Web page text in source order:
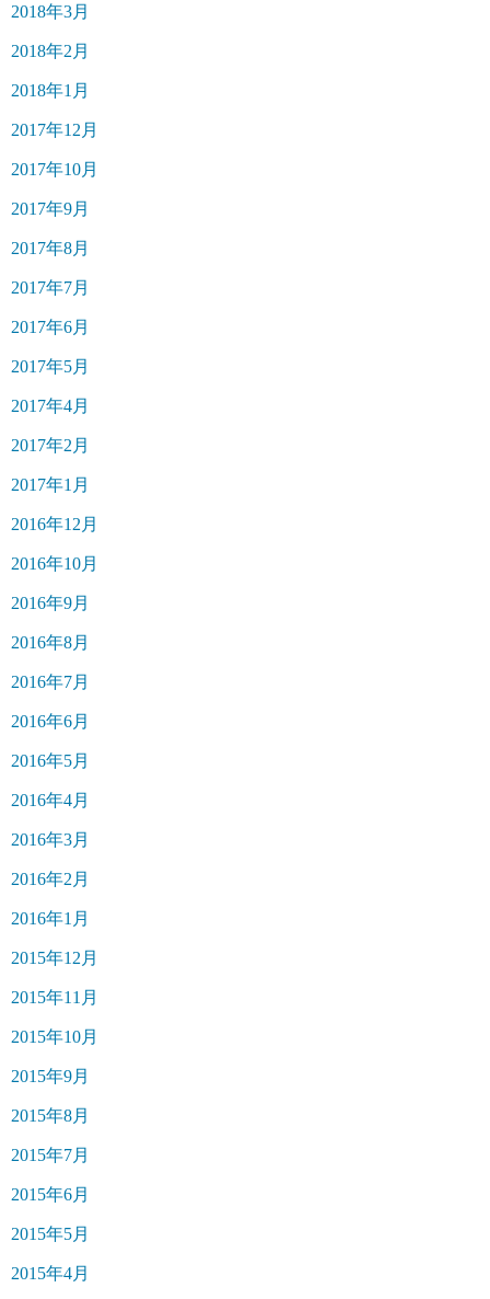
2018年3月
2018年2月
2018年1月
2017年12月
2017年10月
2017年9月
2017年8月
2017年7月
2017年6月
2017年5月
2017年4月
2017年2月
2017年1月
2016年12月
2016年10月
2016年9月
2016年8月
2016年7月
2016年6月
2016年5月
2016年4月
2016年3月
2016年2月
2016年1月
2015年12月
2015年11月
2015年10月
2015年9月
2015年8月
2015年7月
2015年6月
2015年5月
2015年4月